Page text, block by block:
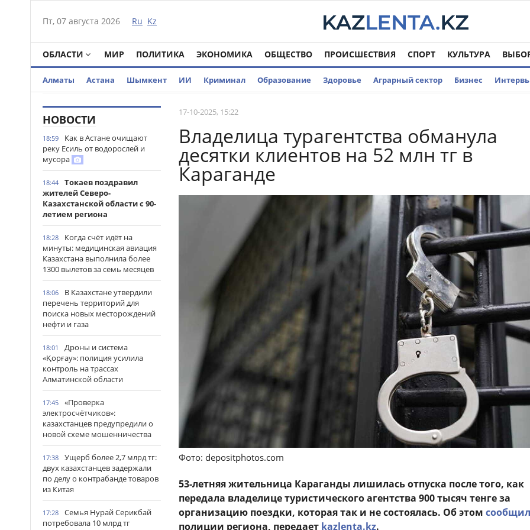
Пт, 07 августа 2026 Ru Kz
ОБЛАСТИ МИР ПОЛИТИКА ЭКОНОМИКА ОБЩЕСТВО ПРОИСШЕСТВИЯ СПОРТ КУЛЬТУРА
Алматы Астана Шымкент ИИ Криминал Образование Здоровье Аграрный сектор Бизнес
НОВОСТИ
18:59
Как в Астане очищают
реку Есиль от водорослей и
мусора
18:44
Токаев поздравил
жителей Северо-
Казахстанской области с 90-
летием региона
18:28
Когда счёт идёт на
минуты: медицинская авиация
Казахстана выполнила более
1300 вылетов за семь месяцев
18:06
В Казахстане утвердили
перечень территорий для
поиска новых месторождений
нефти и газа
18:01
Дроны и система
«Қорғау»: полиция усилила
контроль на трассах
Алматинской области
17:45
«Проверка
электросчётчиков»:
казахстанцев предупредили о
новой схеме мошенничества
17:38
Ущерб более 2,7 млрд тг:
двух казахстанцев задержали
по делу о контрабанде товаров
из Китая
17:28
Семья Нурай Серикбай
потребовала 10 млрд тг
17-10-2025, 15:22
Владелица турагентства обманула
десятки клиентов на 52 млн тг в
Караганде
Фото: depositphotos.com
53-летняя жительница Караганды лишилась отпуска после того, как
передала владелице туристического агентства 900 тысяч тенге за
организацию поездки, которая так и не состоялась. Об этом
полиции региона, передает kazlenta.kz.